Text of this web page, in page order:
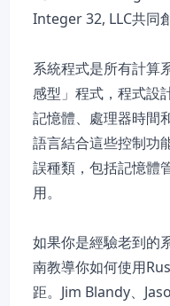
Integer 32, LLC共同
系統程式是所有計算
感型」程式，程式設
記憶體、處理器時間
語言結合這些控制功
誤種類，包括記憶體
用。
如果你是經驗老到的
南教導你如何使用
距。Jim Blandy、